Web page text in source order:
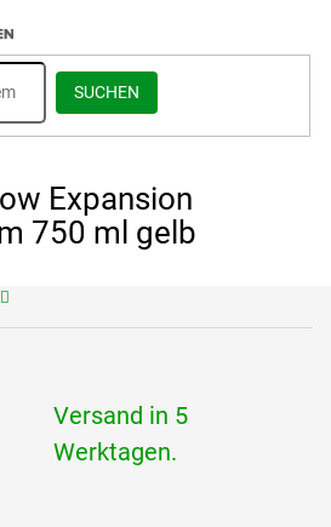
SUCHEN
Expansion
750 ml gelb
Versand in 5
Werktagen.